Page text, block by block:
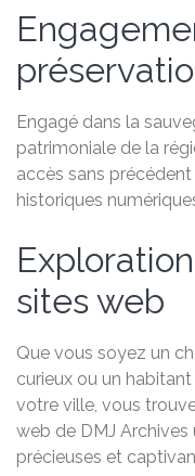
Engagé dans la
patrimoniale de la
accès sans
historiques
sites web
Que vous soyez un
curieux ou un
votre ville, vous
web de DMJ Archives
précieuses et